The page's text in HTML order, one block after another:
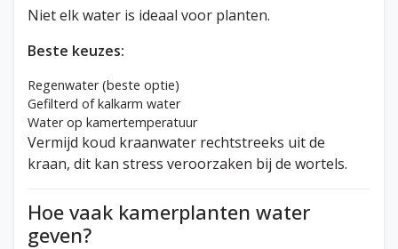
Niet elk water is ideaal voor planten.
Beste keuzes:
Regenwater (beste optie)
Gefilterd of kalkarm water
Water op kamertemperatuur
Vermijd koud kraanwater rechtstreeks uit de
kraan, dit kan stress veroorzaken bij de wortels.
Hoe vaak kamerplanten water
geven?